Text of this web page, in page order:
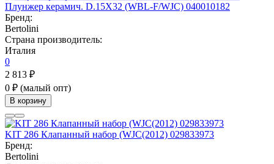
Плунжер керамич. D.15X32 (WBL-F/WJC) 040010182
Бренд:
Bertolini
Страна производитель:
Италия
0
2 813 ₽
0 ₽ (малый опт)
В корзину
KIT 286 Клапанный набор (WJC(2012) 029833973
Бренд:
Bertolini